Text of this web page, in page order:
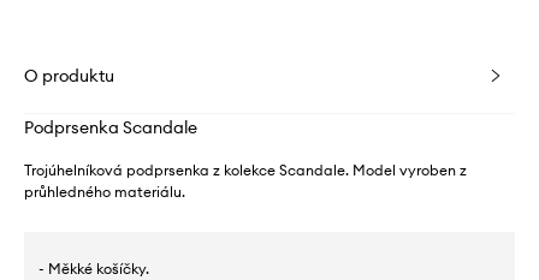
O produktu
Podprsenka Scandale
Trojúhelníková podprsenka z kolekce Scandale. Model vyroben z
průhledného materiálu.
- Měkké košíčky.